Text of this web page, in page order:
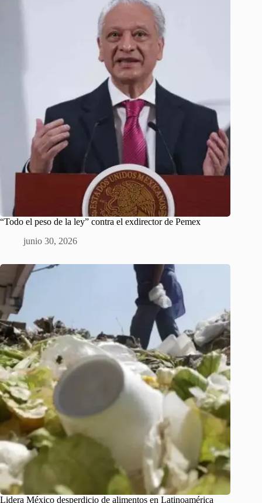
“Todo el peso de la ley” contra el exdirector de Pemex
junio 30, 2026
Lidera México desperdicio de alimentos en Latinoamérica